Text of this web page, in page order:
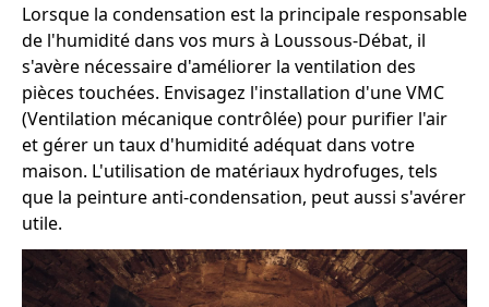
Lorsque la condensation est la principale responsable
de l'humidité dans vos murs à Loussous-Débat, il
s'avère nécessaire d'améliorer la ventilation des
pièces touchées. Envisagez l'installation d'une VMC
(Ventilation mécanique contrôlée) pour purifier l'air
et gérer un taux d'humidité adéquat dans votre
maison. L'utilisation de matériaux hydrofuges, tels
que la peinture anti-condensation, peut aussi s'avérer
utile.